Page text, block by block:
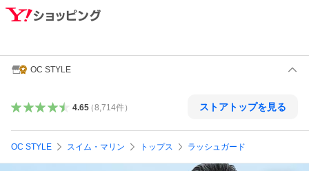
OC STYLE
4.65（8,714件） ストアトップを見る
OC STYLE スイム・マリン トップス ラッシュガード